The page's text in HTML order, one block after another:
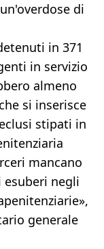
di
in 371
in servizio
almeno
si inserisce
stipati in
mancano
esuberi negli
generale